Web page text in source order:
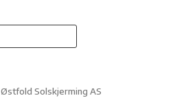
Østfold Solskjerming AS